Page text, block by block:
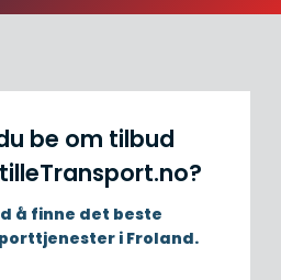
be om tilbud
å finne det beste
i Froland.